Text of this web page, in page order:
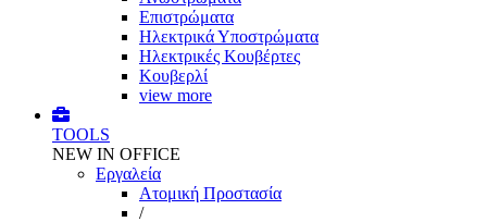
Επιστρώματα
Ηλεκτρικά Υποστρώματα
Ηλεκτρικές Κουβέρτες
Κουβερλί
view more
TOOLS
NEW IN OFFICE
Εργαλεία
Aτομική Προστασία
/